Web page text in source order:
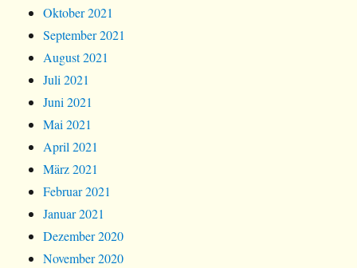
Oktober 2021
September 2021
August 2021
Juli 2021
Juni 2021
Mai 2021
April 2021
März 2021
Februar 2021
Januar 2021
Dezember 2020
November 2020